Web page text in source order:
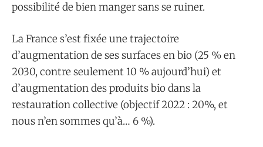
possibilité de bien manger sans se ruiner.
La France s’est fixée une trajectoire
d’augmentation de ses surfaces en bio (25 % en
2030, contre seulement 10 % aujourd’hui) et
d’augmentation des produits bio dans la
restauration collective (objectif 2022 : 20%, et
nous n’en sommes qu’à… 6 %).